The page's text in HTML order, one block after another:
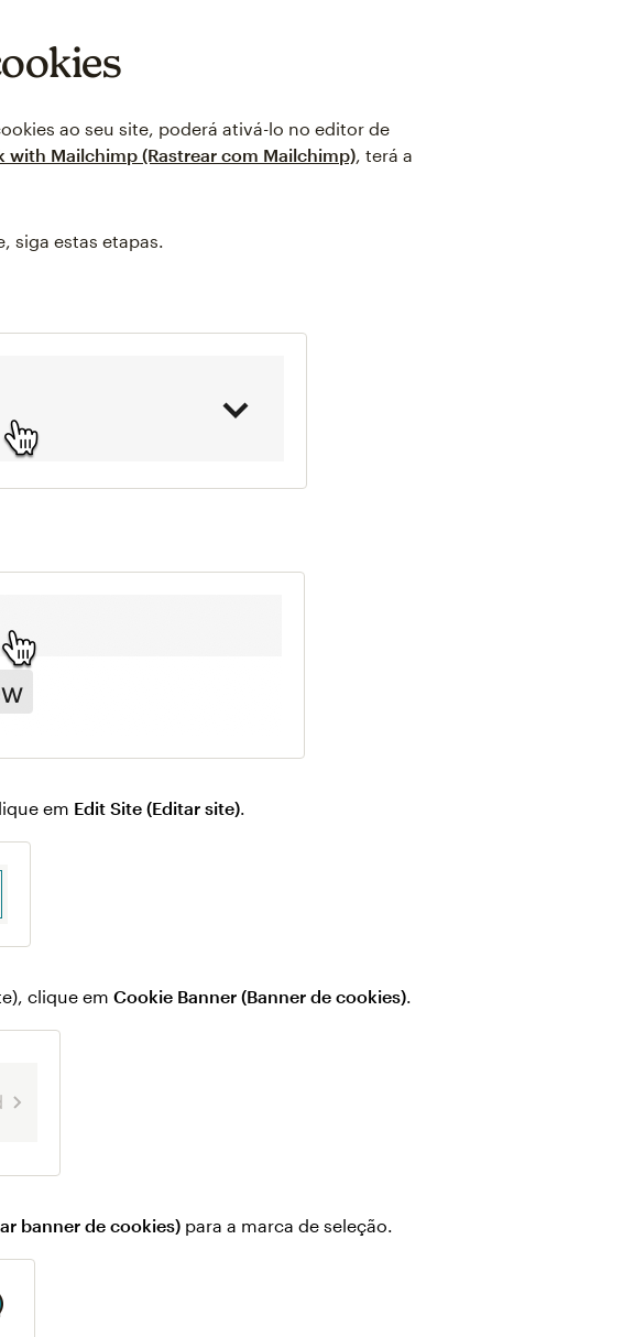
ao seu site, poderá ativá-lo no editor de
with Mailchimp (Rastrear com Mailchimp), terá a
siga estas etapas.
em Edit Site (Editar site).
clique emCookie Banner (Banner de cookies).
banner de cookies) para a marca de seleção.